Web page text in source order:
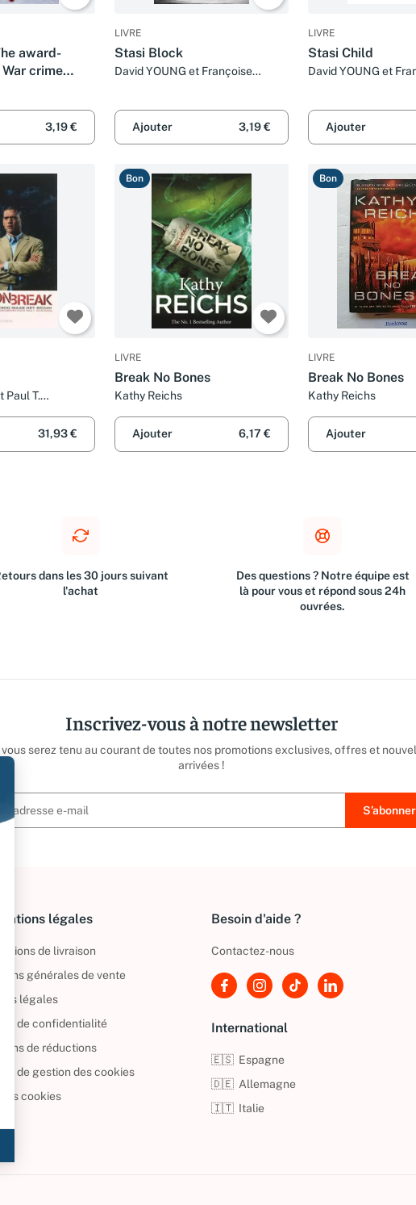
award-
crime
3,19 €
LIVRE
Stasi Block
David YOUNG et Françoise
Ajouter 3,19 €
LIVRE
Stasi Child
David YOUNG et
Ajouter
Paul T.
31,93 €
Bon
LIVRE
Break No Bones
Kathy Reichs
Ajouter 6,17 €
Bon
LIVRE
Break No Bones
Kathy Reichs
Ajouter
dans les 30 jours suivant
l'achat
Des questions ? Notre équipe est
là pour vous et répond sous 24h
ouvrées.
Inscrivez-vous à notre newsletter
vous serez tenu au courant de toutes nos promotions exclusives, offres et
arrivées !
légales
de livraison
générales de vente
légales
de confidentialité
de réductions
de gestion des cookies
vos cookies
Besoin d'aide ?
Contactez-nous
International
🇪🇸 Espagne
🇩🇪 Allemagne
🇮🇹 Italie